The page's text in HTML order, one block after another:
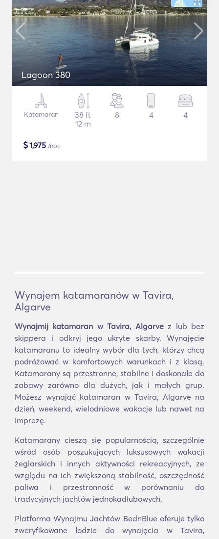
Lagoon 380
Katamaran
38 ft
12 m
8 4 4
$1,975 /noc
Wynajem katamaranów w Tavira,
Algarve
Wynajmij katamaran w Tavira, Algarvez lub bez
skippera i odkryj jego ukryte skarby. Wynajęcie
katamaranu to idealny wybór dla tych, którzy chcą
podróżować w komfortowych warunkach i z klasą.
Katamarany są przestronne, stabilne i doskonałe do
zabawy zarówno dla dużych, jak i małych grup.
Możesz wynająć katamaran w Tavira, Algarve na
dzień, weekend, wielodniowe wakacje lub nawet na
imprezę.
Katamarany cieszą się popularnością, szczególnie
wśród osób poszukujących luksusowych wakacji
żeglarskich i innych aktywności rekreacyjnych, ze
względu na ich zwiększoną stabilność, oszczędność
paliwa i przestronność w porównaniu do
tradycyjnych jachtów jednokadłubowych.
Platforma Wynajmu Jachtów BednBlue oferuje tylko
zweryfikowane łodzie do wynajęcia w Tavira,